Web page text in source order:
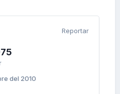
Reportar
del 2010